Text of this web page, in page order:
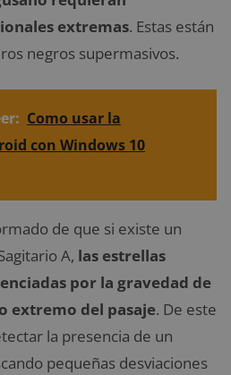
extremas. Estas están
negros supermasivos.
Como usar la
con Windows 10
de que si existe un
A, las estrellas
por la gravedad de
extremo del pasaje. De este
la presencia de un
pequeñas desviaciones